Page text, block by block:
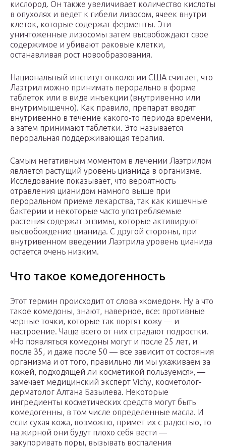
кислород. Он также увеличивает количество кислоты
в опухолях и ведет к гибели лизосом, ячеек внутри
клеток, которые содержат ферменты. Эти
уничтоженные лизосомы затем высвобождают свое
содержимое и убивают раковые клетки,
останавливая рост новообразования.
Национальный институт онкологии США считает, что
Лаэтрил можно принимать перорально в форме
таблеток или в виде инъекции (внутривенно или
внутримышечно). Как правило, препарат вводят
внутривенно в течение какого-то периода времени,
а затем принимают таблетки. Это называется
пероральная поддерживающая терапия.
Самым негативным моментом в лечении Лаэтрилом
является растущий уровень цианида в организме.
Исследование показывает, что вероятность
отравления цианидом намного выше при
пероральном приеме лекарства, так как кишечные
бактерии и некоторые часто употребляемые
растения содержат энзимы, которые активируют
высвобождение цианида. С другой стороны, при
внутривенном введении Лаэтрила уровень цианида
остается очень низким.
Что такое комедогенность
Этот термин происходит от слова «комедон». Ну а что
такое комедоны, знают, наверное, все: противные
черные точки, которые так портят кожу — и
настроение. Чаще всего от них страдают подростки.
«Но появляться комедоны могут и после 25 лет, и
после 35, и даже после 50 — все зависит от состояния
организма и от того, правильно ли мы ухаживаем за
кожей, подходящей ли косметикой пользуемся», —
замечает медицинский эксперт Vichy, косметолог-
дерматолог Алтана Базылева. Некоторые
ингредиенты косметических средств могут быть
комедогенны, в том числе определенные масла. И
если сухая кожа, возможно, примет их с радостью, то
на жирной они будут плохо себя вести —
закупоривать поры, вызывать воспаления